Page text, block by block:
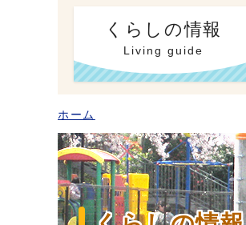
くらしの情報
Living guide
ホーム